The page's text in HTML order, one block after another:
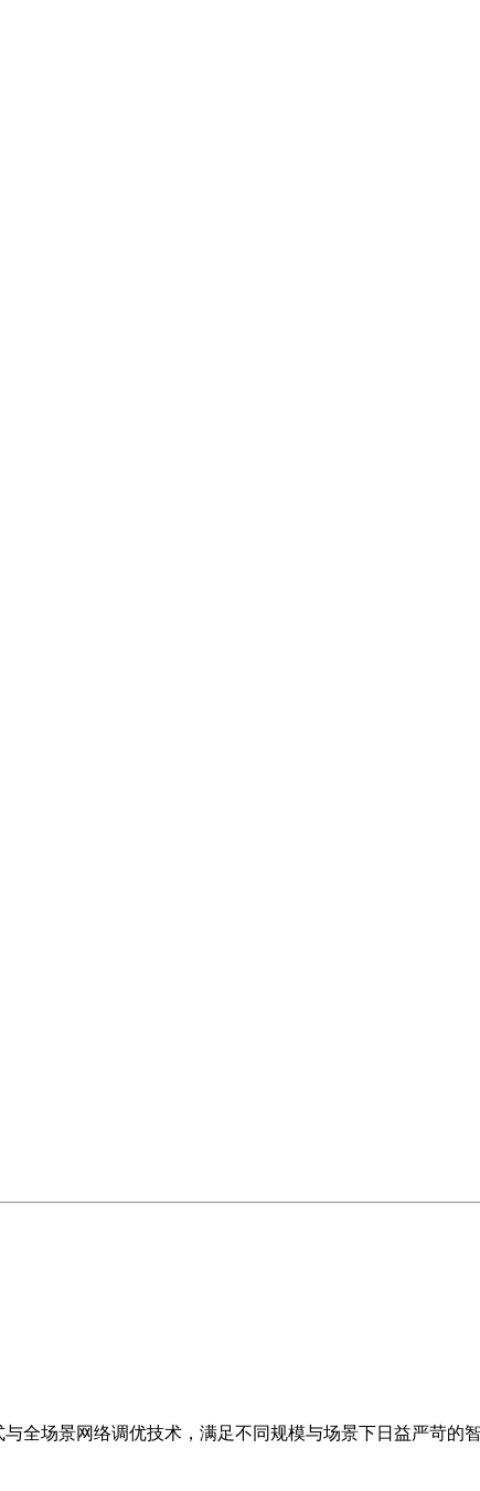
全场景网络调优技术，满足不同规模与场景下日益严苛的